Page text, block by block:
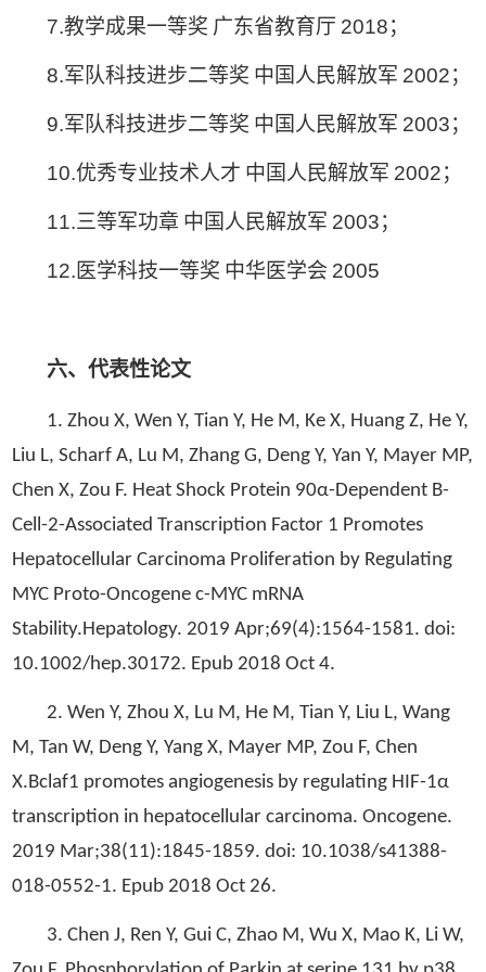
7.教学成果一等奖 广东省教育厅 2018；
8.军队科技进步二等奖 中国人民解放军 2002；
9.军队科技进步二等奖 中国人民解放军 2003；
10.优秀专业技术人才 中国人民解放军 2002；
11.三等军功章 中国人民解放军 2003；
12.医学科技一等奖 中华医学会 2005
六、代表性论文
1. Zhou X, Wen Y, Tian Y, He M, Ke X, Huang Z, He Y,
Liu L, Scharf A, Lu M, Zhang G, Deng Y, Yan Y, Mayer MP,
Chen X, Zou F. Heat Shock Protein 90α-Dependent B-
Cell-2-Associated Transcription Factor 1 Promotes
Hepatocellular Carcinoma Proliferation by Regulating
MYC Proto-Oncogene c-MYC mRNA
Stability.Hepatology. 2019 Apr;69(4):1564-1581. doi:
10.1002/hep.30172. Epub 2018 Oct 4.
2. Wen Y, Zhou X, Lu M, He M, Tian Y, Liu L, Wang
M, Tan W, Deng Y, Yang X, Mayer MP, Zou F, Chen
X.Bclaf1 promotes angiogenesis by regulating HIF-1α
transcription in hepatocellular carcinoma. Oncogene.
2019 Mar;38(11):1845-1859. doi: 10.1038/s41388-
018-0552-1. Epub 2018 Oct 26.
3. Chen J, Ren Y, Gui C, Zhao M, Wu X, Mao K, Li W,